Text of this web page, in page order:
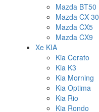
Mazda BT50
Mazda CX-30
Mazda CX5
Mazda CX9
Xe KIA
Kia Cerato
Kia K3
Kia Morning
Kia Optima
Kia Rio
Kia Rondo